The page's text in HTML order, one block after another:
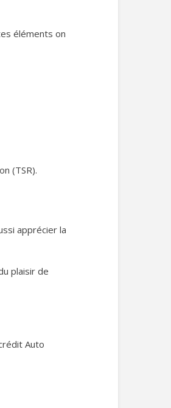
éléments on
(TSR).
apprécier la
plaisir de
Auto